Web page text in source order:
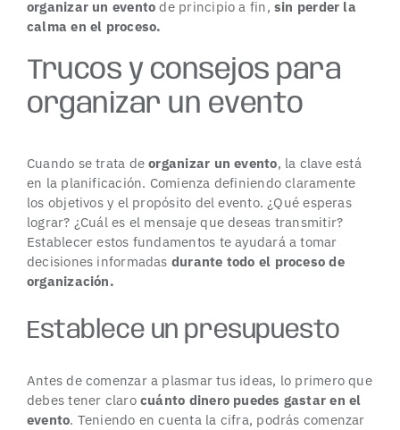
organizar un evento de principio a fin, sin perder la
calma en el proceso.
Trucos y consejos para
organizar un evento
Cuando se trata deorganizar un evento, la clave está
en la planificación. Comienza definiendo claramente
los objetivos y el propósito del evento. ¿Qué esperas
lograr? ¿Cuál es el mensaje que deseas transmitir?
Establecer estos fundamentos te ayudará a tomar
decisiones informadas durante todo el proceso de
organización.
Establece un presupuesto
Antes de comenzar a plasmar tus ideas, lo primero que
debes tener clarocuánto dinero puedes gastar en el
evento. Teniendo en cuenta la cifra, podrás comenzar